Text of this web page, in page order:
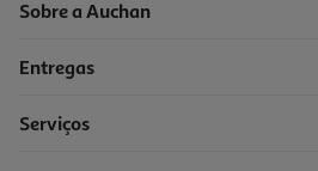
-10%
Sobre a Auchan
Entregas
Serviços